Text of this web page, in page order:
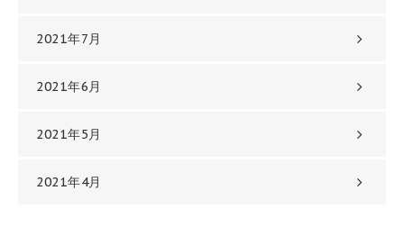
2021年7月
2021年6月
2021年5月
2021年4月